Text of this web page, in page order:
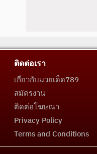
ติดต่อเรา
เกี่ยวกับมวยเด็ด789
สมัครงาน
ติดต่อโฆษณา
Privacy Policy
Terms and Conditions